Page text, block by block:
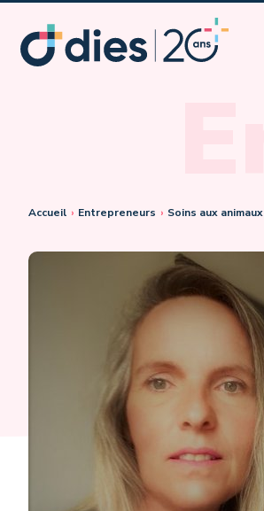
Accueil › Entrepreneurs › Soins aux animaux